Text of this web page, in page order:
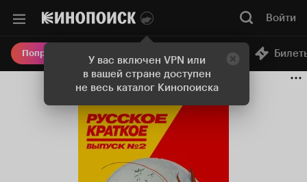
У вас включен VPN или
в вашей стране доступен
не весь каталог Кинопоиска
Войти
Попробовать Плюс Онлайн-кинотеатр